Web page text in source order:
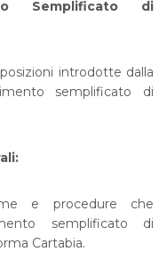
Semplificato di
introdotte dalla
semplificato di
e procedure che
semplificato di
Cartabia.